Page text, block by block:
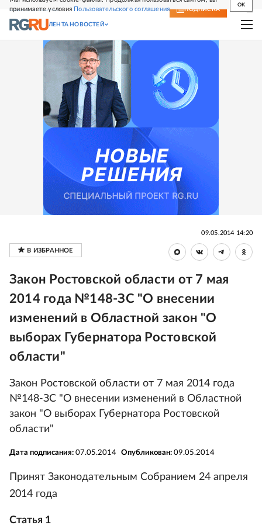
принимаете условия Пользовательского соглашения
OK
СВЕЖИЙ НОМЕР ПОДПИСКА
ЛЕНТА НОВОСТЕЙ
09.05.2014 14:20
Закон Ростовской области от 7 мая
2014 года №148-ЗС "О внесении
изменений в Областной закон "О
выборах Губернатора Ростовской
области"
Закон Ростовской области от 7 мая 2014 года
№148-ЗС "О внесении изменений в Областной
закон "О выборах Губернатора Ростовской
области"
Дата подписания: 07.05.2014 Опубликован: 09.05.2014
Принят Законодательным Собранием 24 апреля
2014 года
Статья 1